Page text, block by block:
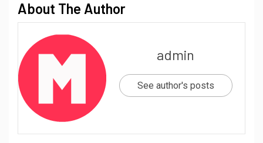
About The Author
admin
See author's posts